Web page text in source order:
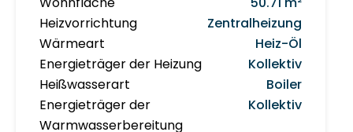
Heizvorrichtung
Zentralheizung
Wärmeart
Heiz-Öl
Energieträger der Heizung
Kollektiv
Heißwasserart
Boiler
Energieträger der
Warmwasserbereitung
Kollektiv